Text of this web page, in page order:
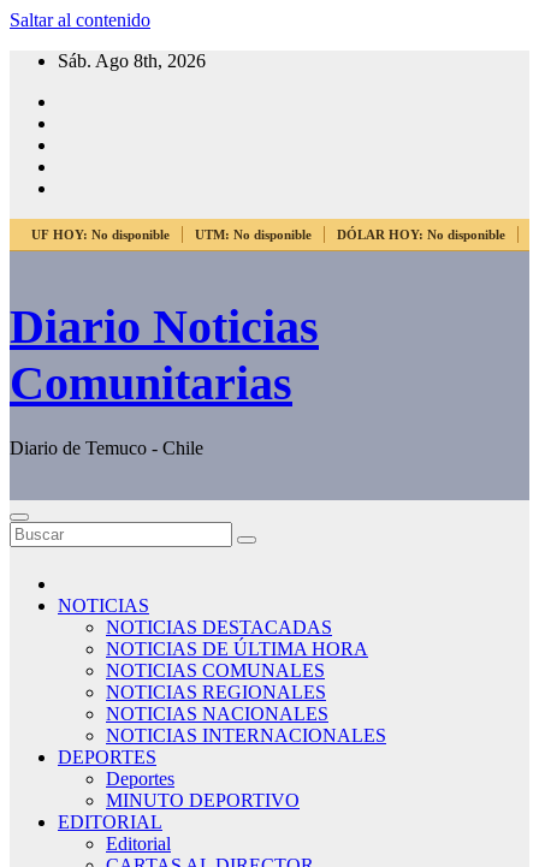
Saltar al contenido
Sáb. Ago 8th, 2026
UF HOY: No disponible UTM: No disponible DÓLAR HOY: No disponible
Diario Noticias
Comunitarias
Diario de Temuco - Chile
NOTICIAS
NOTICIAS DESTACADAS
NOTICIAS DE ÚLTIMA HORA
NOTICIAS COMUNALES
NOTICIAS REGIONALES
NOTICIAS NACIONALES
NOTICIAS INTERNACIONALES
DEPORTES
Deportes
MINUTO DEPORTIVO
EDITORIAL
Editorial